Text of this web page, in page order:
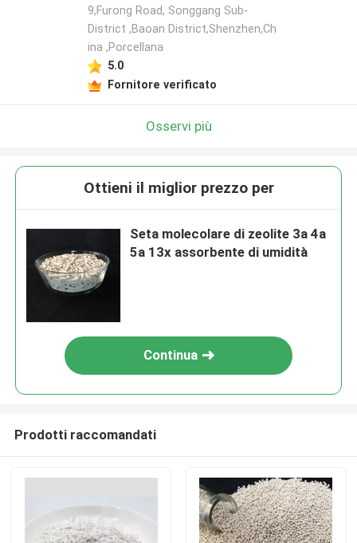
9,Furong Road, Songgang Sub-
District ,Baoan District,Shenzhen,Ch
ina ,Porcellana
5.0
Fornitore verificato
Osservi più
Ottieni il miglior prezzo per
Seta molecolare di zeolite 3a 4a
5a 13x assorbente di umidità
Continua
Prodotti raccomandati